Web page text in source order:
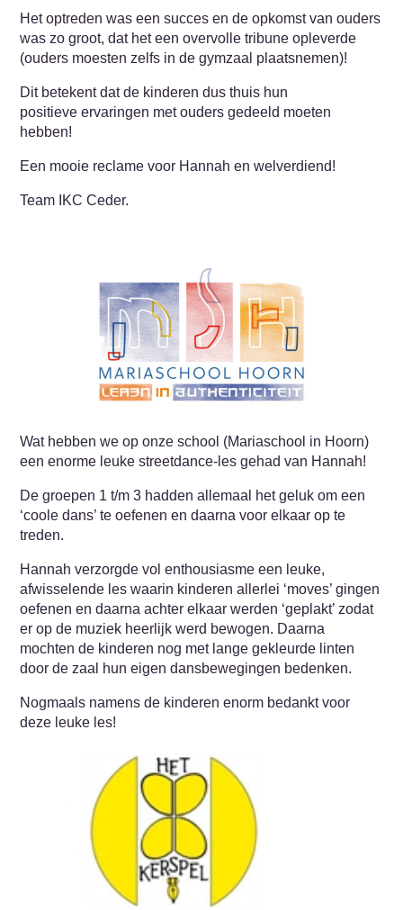
Het optreden was een succes en de opkomst van ouders
was zo groot, dat het een overvolle tribune opleverde
(ouders moesten zelfs in de gymzaal plaatsnemen)!
Dit betekent dat de kinderen dus thuis hun
positieve ervaringen met ouders gedeeld moeten
hebben!
Een mooie reclame voor Hannah en welverdiend!
Team IKC Ceder.
Wat hebben we op onze school (Mariaschool in Hoorn)
een enorme leuke streetdance-les gehad van Hannah!
De groepen 1 t/m 3 hadden allemaal het geluk om een
‘coole dans’ te oefenen en daarna voor elkaar op te
treden.
Hannah verzorgde vol enthousiasme een leuke,
afwisselende les waarin kinderen allerlei ‘moves’ gingen
oefenen en daarna achter elkaar werden ‘geplakt’ zodat
er op de muziek heerlijk werd bewogen. Daarna
mochten de kinderen nog met lange gekleurde linten
door de zaal hun eigen dansbewegingen bedenken.
Nogmaals namens de kinderen enorm bedankt voor
deze leuke les!